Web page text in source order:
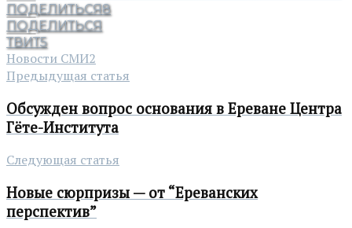
ПОДЕЛИТЬСЯ8
ПОДЕЛИТЬСЯ
ТВИТ5
Новости СМИ2
Предыдущая статья
Обсужден вопрос основания в Ереване Центра
Гёте-Института
Следующая статья
Новые сюрпризы — от “Ереванских
перспектив”